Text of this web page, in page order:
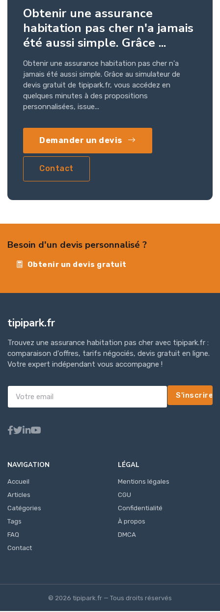
Obtenir une assurance
habitation pas cher n'a jamais
été aussi simple. Grâce ...
Obtenir une assurance habitation pas cher n'a
jamais été aussi simple. Grâce au simulateur de
devis gratuit de tipipark.fr, vous accédez en
quelques minutes à des propositions
personnalisées, issue...
Demander un devis
Contact
Besoin d'un devis personnalisé ?
Obtenir un devis gratuit
tipipark.fr
Trouvez une assurance habitation pas cher avec tipipark.fr :
comparaison d'offres, tarifs négociés, devis gratuit en ligne.
Votre expert indépendant vous accompagne !
S'inscrire
NAVIGATION
Accueil
Articles
Catégories
Tags
FAQ
Contact
LÉGAL
Mentions légales
CGU
Confidentialité
À propos
DMCA
© 2026 tipipark.fr — Tous droits réservés